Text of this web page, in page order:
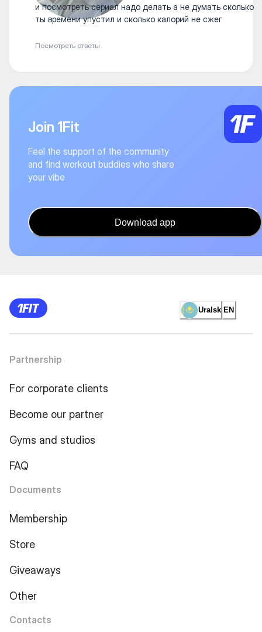
и посмотреть сериал надо делать а не думать сколько
ты времени упустил и сколько калорий не сжег
Посмотреть ответы
Join 1Fit
Feel the support of the community
and find workout buddies who share
your vibe
Download app
Uralsk EN
Partnership
For corporate clients
Become our partner
Gyms and studios
FAQ
Documents
Membership
Store
Giveaways
Other
Contacts